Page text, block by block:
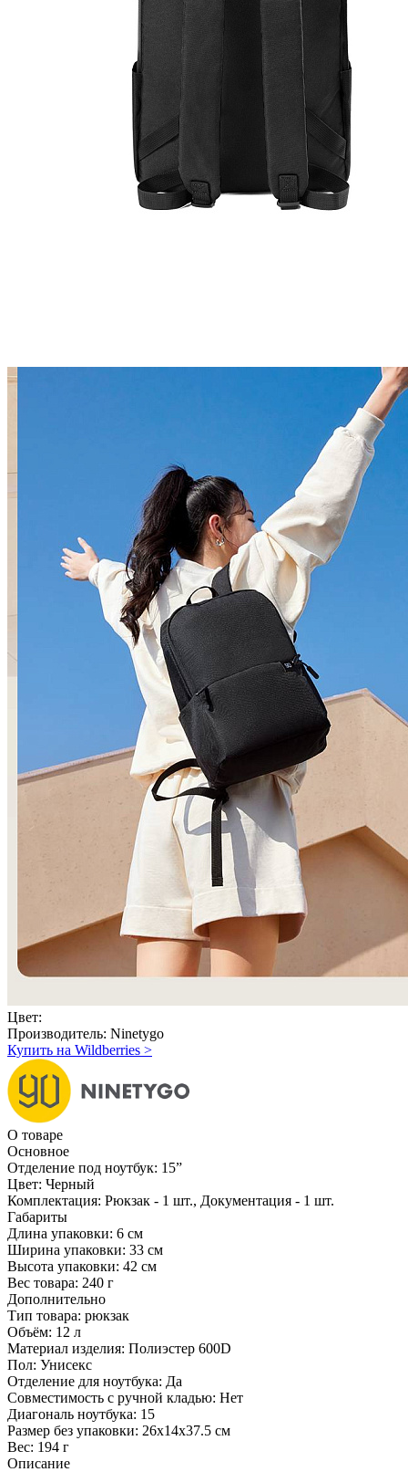
Цвет:
Производитель: Ninetygo
Купить на Wildberries >
О товаре
Основное
Отделение под ноутбук: 15ˮ
Цвет: Черный
Комплектация: Рюкзак - 1 шт., Документация - 1 шт.
Габариты
Длина упаковки: 6 см
Ширина упаковки: 33 см
Высота упаковки: 42 см
Вес товара: 240 г
Дополнительно
Тип товара: рюкзак
Объём: 12 л
Материал изделия: Полиэстер 600D
Пол: Унисекс
Отделение для ноутбука: Да
Совместимость с ручной кладью: Нет
Диагональ ноутбука: 15
Размер без упаковки: 26x14x37.5 см
Вес: 194 г
Описание